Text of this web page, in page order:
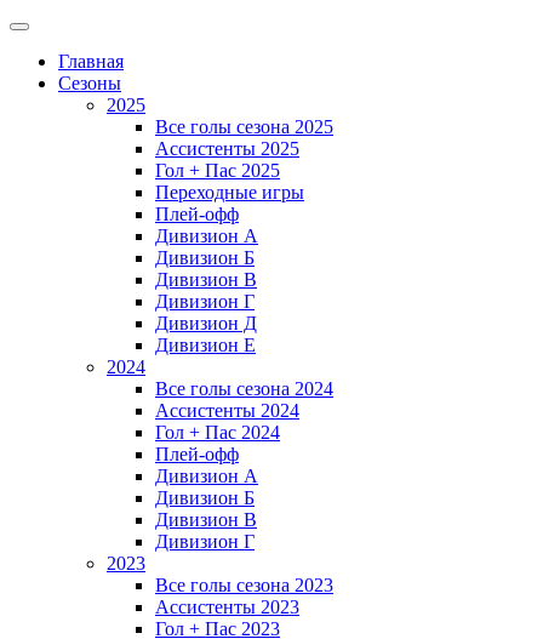
Главная
Сезоны
2025
Все голы сезона 2025
Ассистенты 2025
Гол + Пас 2025
Переходные игры
Плей-офф
Дивизион A
Дивизион Б
Дивизион В
Дивизион Г
Дивизион Д
Дивизион Е
2024
Все голы сезона 2024
Ассистенты 2024
Гол + Пас 2024
Плей-офф
Дивизион A
Дивизион Б
Дивизион В
Дивизион Г
2023
Все голы сезона 2023
Ассистенты 2023
Гол + Пас 2023